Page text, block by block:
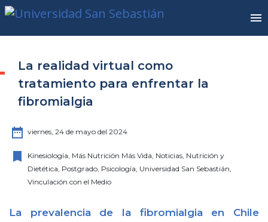
La realidad virtual como
tratamiento para enfrentar la
fibromialgia
date_range viernes, 24 de mayo del 2024
bookmark
Kinesiología, Más Nutrición Más Vida, Noticias, Nutrición y
Dietética, Postgrado, Psicología, Universidad San Sebastián,
Vinculación con el Medio
La prevalencia de la fibromialgia en Chile